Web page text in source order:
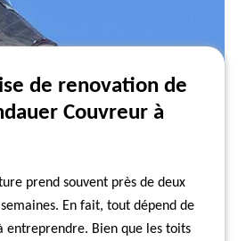
de renovation de
Couvreur à
prend souvent près de deux
En fait, tout dépend de
entreprendre. Bien que les toits